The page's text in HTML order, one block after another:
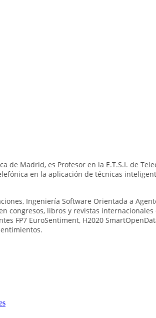
de Madrid, es Profesor en la E.T.S.I. de
en la aplicación de técnicas
Ingeniería Software Orientada a
libros y revistas
FP7 EuroSentiment, H2020